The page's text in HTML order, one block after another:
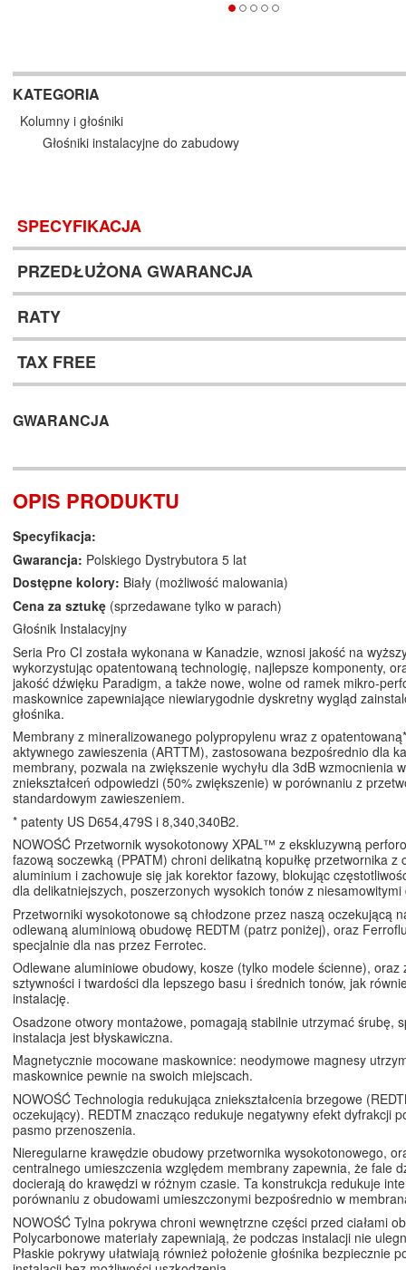
KATEGORIA
Kolumny i głośniki
Głośniki instalacyjne do zabudowy
SPECYFIKACJA
PRZEDŁUŻONA GWARANCJA
RATY
TAX FREE
GWARANCJA
OPIS PRODUKTU
Specyfikacja:
Gwarancja: Polskiego Dystrybutora 5 lat
Dostępne kolory: Biały (możliwość malowania)
Cena za sztukę (sprzedawane tylko w parach)
Głośnik Instalacyjny
Seria Pro CI została wykonana w Kanadzie, wznosi jakość na
wykorzystując opatentowaną technologię, najlepsze komponenty,
jakość dźwięku Paradigm, a także nowe, wolne od ramek mikro-
maskownice zapewniające niewiarygodnie dyskretny wygląd
głośnika.
Membrany z mineralizowanego polypropylenu wraz z
aktywnego zawieszenia (ARTTM), zastosowana bezpośrednio dla
membrany, pozwala na zwiększenie wychyłu dla 3dB wzmocnienia
zniekształceń odpowiedzi (50% zwiększenie) w porównaniu z
standardowym zawieszeniem.
* patenty US D654,479S i 8,340,340B2.
NOWOŚĆ Przetwornik wysokotonowy XPAL™ z ekskluzywną
fazową soczewką (PPATM) chroni delikatną kopułkę przetwornika z
aluminium i zachowuje się jak korektor fazowy, blokując
dla delikatniejszych, poszerzonych wysokich tonów z niesamowitymi
Przetworniki wysokotonowe są chłodzone przez naszą oczekującą
odlewaną aluminiową obudowę REDTM (patrz poniżej), oraz
specjalnie dla nas przez Ferrotec.
Odlewane aluminiowe obudowy, kosze (tylko modele ścienne), oraz
sztywności i twardości dla lepszego basu i średnich tonów, jak
instalację.
Osadzone otwory montażowe, pomagają stabilnie utrzymać śrubę,
instalacja jest błyskawiczna.
Magnetycznie mocowane maskownice: neodymowe magnesy
maskownice pewnie na swoich miejscach.
NOWOŚĆ Technologia redukująca zniekształcenia brzegowe
oczekujący). REDTM znacząco redukuje negatywny efekt dyfrakcji
pasmo przenoszenia.
Nieregularne krawędzie obudowy przetwornika wysokotonowego,
centralnego umieszczenia względem membrany zapewnia, że fale
docierają do krawędzi w różnym czasie. Ta konstrukcja redukuje
porównaniu z obudowami umieszczonymi bezpośrednio w
NOWOŚĆ Tylna pokrywa chroni wewnętrzne części przed ciałami
Polycarbonowe materiały zapewniają, że podczas instalacji nie
Płaskie pokrywy ułatwiają również położenie głośnika bezpiecznie